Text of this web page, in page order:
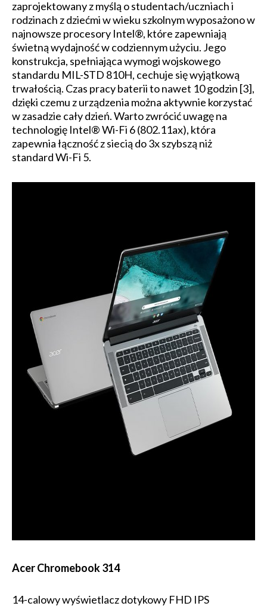
zaprojektowany z myślą o studentach/uczniach i
rodzinach z dziećmi w wieku szkolnym wyposażono w
najnowsze procesory Intel®, które zapewniają
świetną wydajność w codziennym użyciu. Jego
konstrukcja, spełniająca wymogi wojskowego
standardu MIL-STD 810H, cechuje się wyjątkową
trwałością. Czas pracy baterii to nawet 10 godzin [3],
dzięki czemu z urządzenia można aktywnie korzystać
w zasadzie cały dzień. Warto zwrócić uwagę na
technologię Intel® Wi-Fi 6 (802.11ax), która
zapewnia łączność z siecią do 3x szybszą niż
standard Wi-Fi 5.
Acer Chromebook 314
14-calowy wyświetlacz dotykowy FHD IPS